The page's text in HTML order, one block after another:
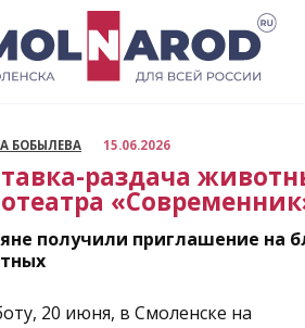
БОБЫЛЕВА 15.06.2026
раздача
получили приглашение на
20 июня, в Смоленске на